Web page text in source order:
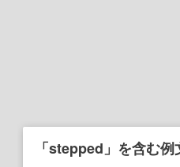
「stepped」を含む